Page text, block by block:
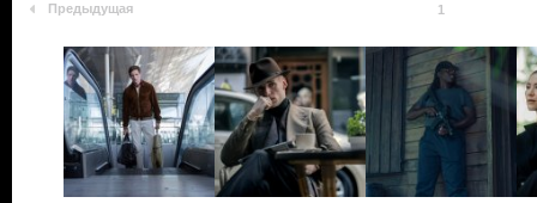
Предыдущая 1